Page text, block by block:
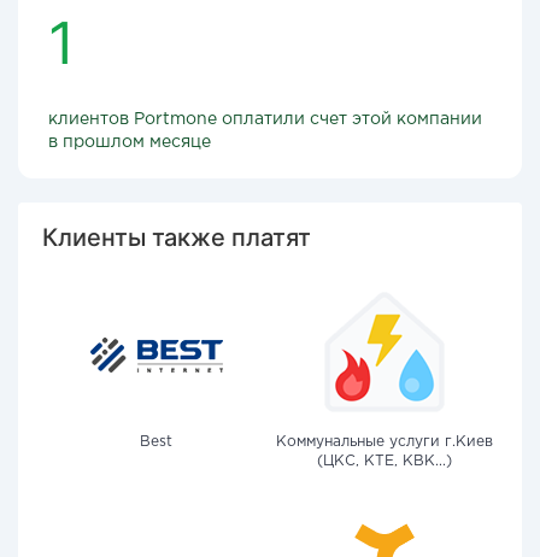
1
клиентов Portmone оплатили счет этой компании
в прошлом месяце
Клиенты также платят
Best
Коммунальные услуги г.Киев
(ЦКС, КТЕ, КВК...)